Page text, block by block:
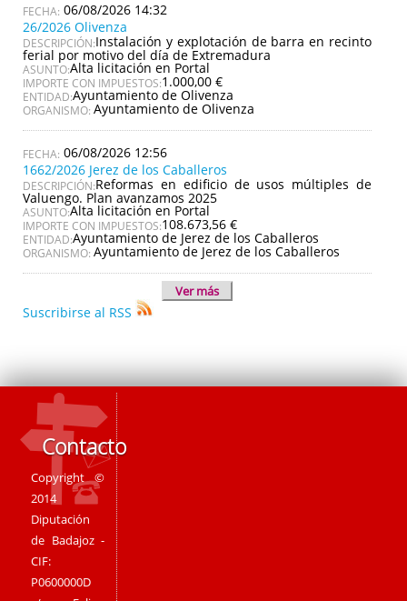
06/08/2026 14:32
26/2026 Olivenza
DESCRIPCIÓN:Instalación y explotación de barra en recinto
ferial por motivo del día de Extremadura
ASUNTO:Alta licitación en Portal
IMPORTE CON IMPUESTOS:1.000,00 €
ENTIDAD:Ayuntamiento de Olivenza
ORGANISMO: Ayuntamiento de Olivenza
06/08/2026 12:56
1662/2026 Jerez de los Caballeros
DESCRIPCIÓN:Reformas en edificio de usos múltiples de
Valuengo. Plan avanzamos 2025
ASUNTO:Alta licitación en Portal
IMPORTE CON IMPUESTOS:108.673,56 €
ENTIDAD:Ayuntamiento de Jerez de los Caballeros
ORGANISMO: Ayuntamiento de Jerez de los Caballeros
Ver más
Suscribirse al RSS
Contacto
Copyright ©
2014
Diputación
de Badajoz -
CIF:
P0600000D